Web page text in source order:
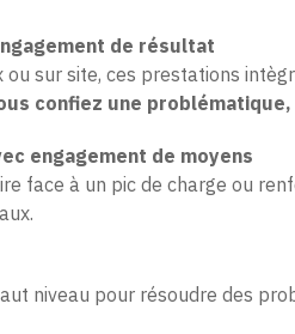
de résultat
ou sur site, ces prestations
confiez une
engagement de moyens
face à un pic de charge ou
niveau pour résoudre des